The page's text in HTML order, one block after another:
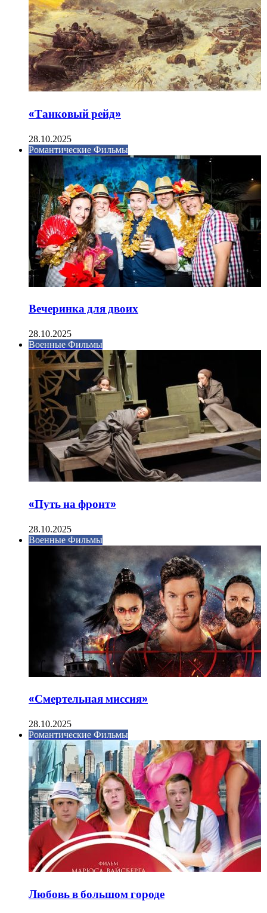
«Танковый рейд»
28.10.2025
Романтические Фильмы
Вечеринка для двоих
28.10.2025
Военные Фильмы
«Путь на фронт»
28.10.2025
Военные Фильмы
«Смертельная миссия»
28.10.2025
Романтические Фильмы
Любовь в большом городе